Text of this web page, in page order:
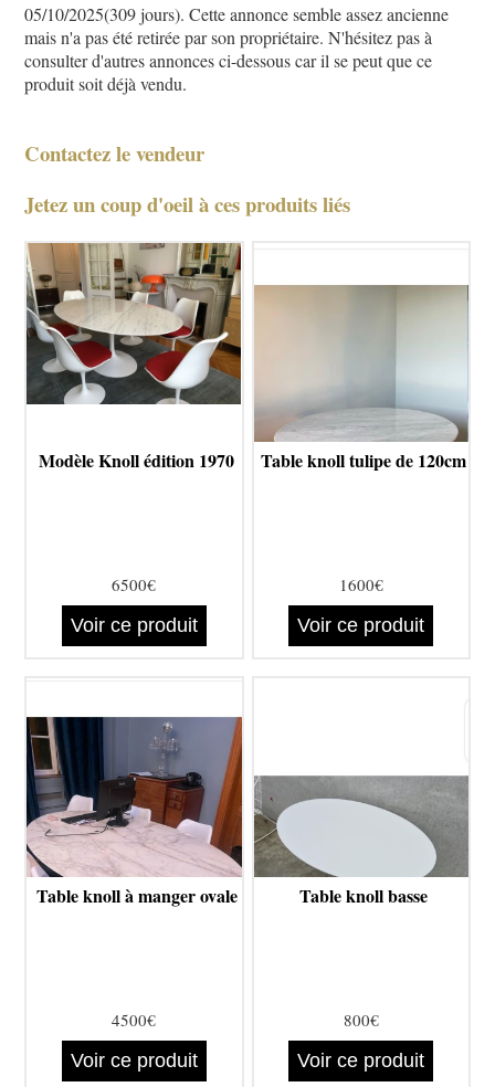
05/10/2025(309 jours). Cette annonce semble assez ancienne
mais n'a pas été retirée par son propriétaire. N'hésitez pas à
consulter d'autres annonces ci-dessous car il se peut que ce
produit soit déjà vendu.
Contactez le vendeur
Jetez un coup d'oeil à ces produits liés
Modèle Knoll édition 1970
6500€
Voir ce produit
Table knoll tulipe de 120cm
1600€
Voir ce produit
Table knoll à manger ovale
4500€
Voir ce produit
Table knoll basse
800€
Voir ce produit